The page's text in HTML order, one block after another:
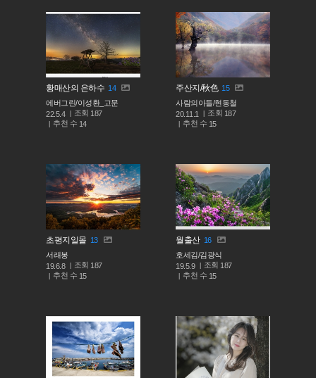
황매산의 은하수 14
에버그린/이성환_고문
22.5.4
조회 187
추천 수 14
주산지/秋色 15
사람의아들/현동철
20.11.1
조회 187
추천 수 15
초평지일몰 13
서래봉
19.6.8
조회 187
추천 수 15
월출산 16
호세김/김광식
19.5.9
조회 187
추천 수 15